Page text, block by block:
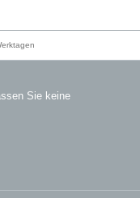
Sie keine